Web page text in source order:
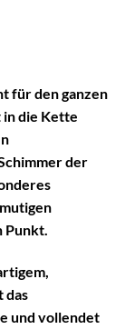
für den ganzen
in die Kette
der
Punkt.
das
und vollendet